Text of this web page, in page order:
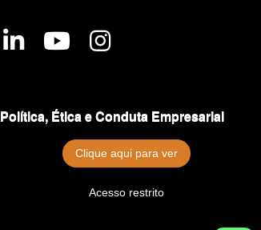
fa-
fa-
Política, Ética e Conduta Empresarial
Clique aqui para ver
Acesso restrito